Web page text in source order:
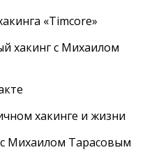
«Timcore»
хакинг с Михаилом
хакинге и жизни
Михаилом Тарасовым